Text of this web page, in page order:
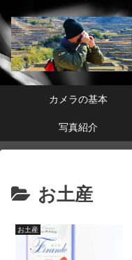
カメラの基本
写真紹介
お土産
お土産